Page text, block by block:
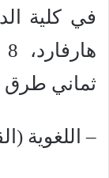
في كلية
ثماني طرق
– اللغوية